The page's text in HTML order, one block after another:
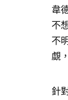
韋
不
不
覷
針